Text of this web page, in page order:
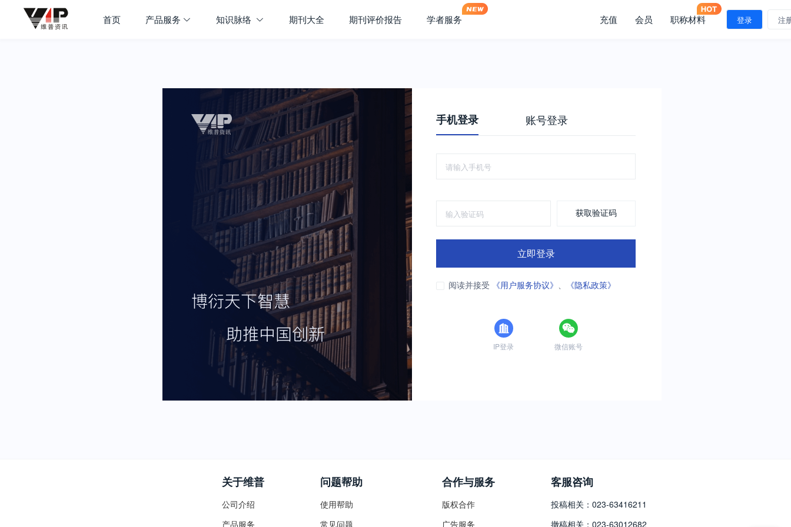
首页 产品服务 知识脉络 期刊大全 期刊评价报告 学者服务 充值 会员 职称材料 登录 注
手机登录 账号登录
获取验证码
立即登录
阅读并接受 《用户服务协议》 、 《隐私政策》
IP登录 微信账号
关于维普
公司介绍
产品服务
问题帮助
使用帮助
常见问题
合作与服务
版权合作
广告服务
客服咨询
投稿相关：023-63416211
撤稿相关：023-63012682